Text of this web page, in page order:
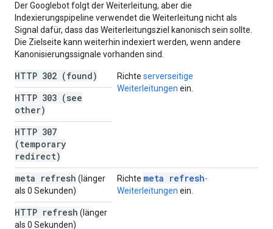
Der Googlebot folgt der Weiterleitung, aber die
Indexierungspipeline verwendet die Weiterleitung nicht als
Signal dafür, dass das Weiterleitungsziel kanonisch sein sollte.
Die Zielseite kann weiterhin indexiert werden, wenn andere
Kanonisierungssignale vorhanden sind.
HTTP 302 (found) Richte serverseitige
Weiterleitungen ein.
HTTP 303 (see
other)
HTTP 307
(temporary
redirect)
meta refresh (länger
als 0 Sekunden)
Richte meta refresh-
Weiterleitungen ein.
HTTP refresh (länger
als 0 Sekunden)